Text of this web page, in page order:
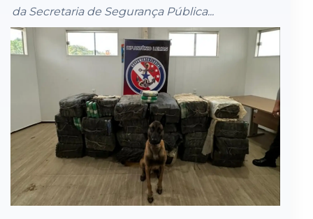
da Secretaria de Segurança Pública...